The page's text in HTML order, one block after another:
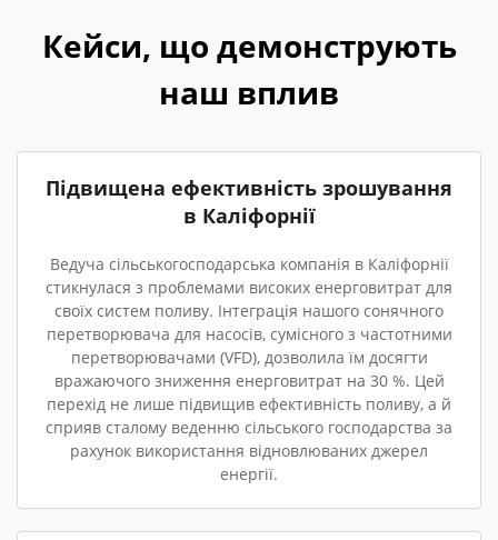
Кейси, що демонструють
наш вплив
Підвищена ефективність зрошування
в Каліфорнії
Ведуча сільськогосподарська компанія в Каліфорнії
стикнулася з проблемами високих енерговитрат для
своїх систем поливу. Інтеграція нашого сонячного
перетворювача для насосів, сумісного з частотними
перетворювачами (VFD), дозволила їм досягти
вражаючого зниження енерговитрат на 30 %. Цей
перехід не лише підвищив ефективність поливу, а й
сприяв сталому веденню сільського господарства за
рахунок використання відновлюваних джерел
енергії.